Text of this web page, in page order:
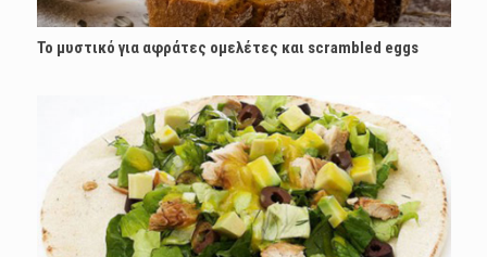
Το μυστικό για αφράτες ομελέτες και scrambled eggs